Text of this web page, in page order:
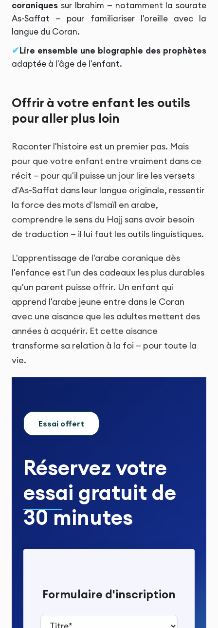
coraniques sur Ibrahim — notamment la sourate
As-Saffat — pour familiariser l'oreille avec la
langue du Coran.
Lire ensemble une biographie des prophètes
adaptée à l'âge de l'enfant.
Offrir à votre enfant les outils
pour aller plus loin
Raconter l'histoire est un premier pas. Mais
pour que votre enfant entre vraiment dans ce
récit — pour qu'il puisse un jour lire les versets
d'As-Saffat dans leur langue originale, ressentir
la force des mots d'Ismaïl en arabe,
comprendre le sens du Hajj sans avoir besoin
de traduction — il lui faut les outils linguistiques.
L'apprentissage de l'arabe coranique dès
l'enfance est l'un des cadeaux les plus durables
qu'un parent puisse offrir. Un enfant qui
apprend l'arabe jeune entre dans le Coran
avec une aisance que les adultes mettent des
années à acquérir. Et cette aisance
transforme sa relation à la foi — pour toute la
vie.
Essai offert
Réservez votre
essai gratuit de
30 minutes
Formulaire d'inscription
Titre*